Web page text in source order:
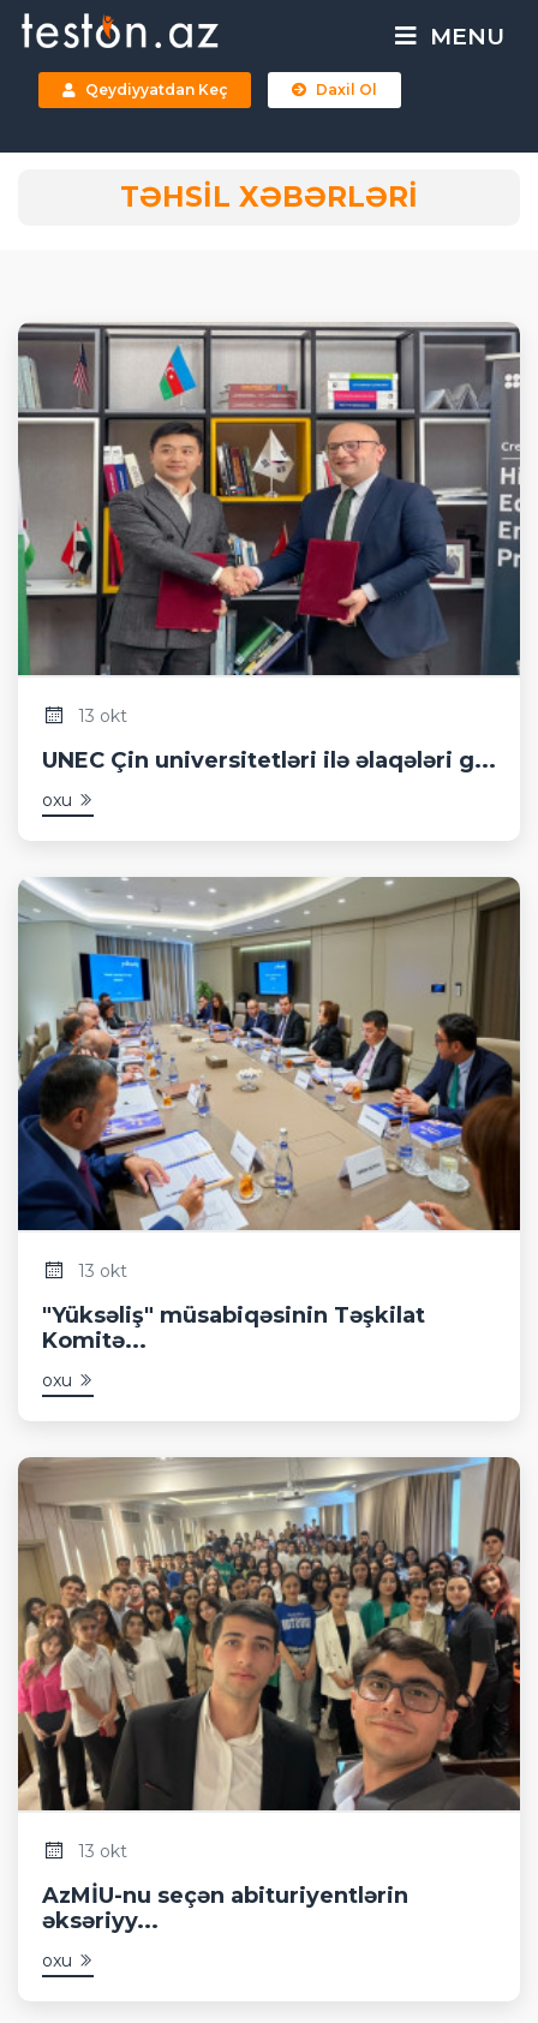
MENU
Qeydiyyatdan Keç Daxil Ol
TƏHSİL XƏBƏRLƏRİ
13 okt
UNEC Çin universitetləri ilə əlaqələri g...
oxu
13 okt
"Yüksəliş" müsabiqəsinin Təşkilat
Komitə...
oxu
13 okt
AzMİU-nu seçən abituriyentlərin
əksəriyy...
oxu